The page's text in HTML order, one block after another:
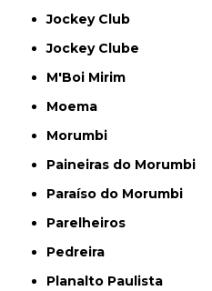
Jockey Club
Jockey Clube
M'Boi Mirim
Moema
Morumbi
Paineiras do Morumbi
Paraíso do Morumbi
Parelheiros
Pedreira
Planalto Paulista